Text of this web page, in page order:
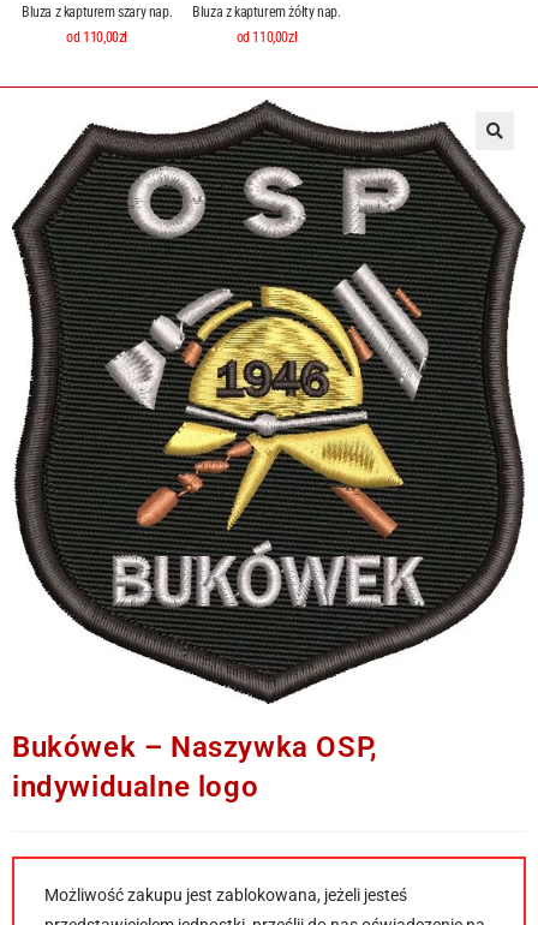
Bluza z kapturem szary nap.
od 110,00zł
Bluza z kapturem żółty nap.
od 110,00zł
Bukówek – Naszywka OSP,
indywidualne logo
Możliwość zakupu jest zablokowana, jeżeli jesteś